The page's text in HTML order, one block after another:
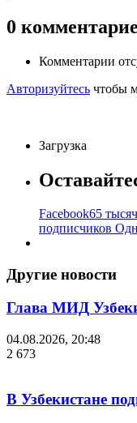
0
Комментарии
Авторизуйтесь чтобы
Загрузка
Facebook65
подписчиков
Другие новости
Глава МИД
04.08.2026, 20:48
2 673
В Узбекистане